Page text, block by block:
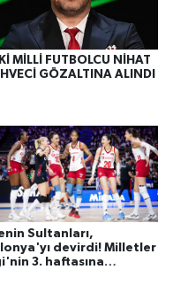
MİLLİ FUTBOLCU NİHAT
GÖZALTINA ALINDI
Sultanları,
devirdi! Milletler
3. haftasına